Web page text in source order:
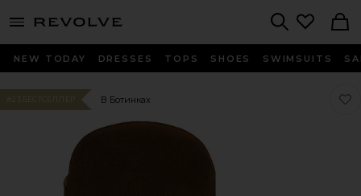
menu - shows more content
NEW TODAY DRESSES TOPS SHOES SWIMSUITS
#23 БЕСТСЕЛЛЕР В Ботинках